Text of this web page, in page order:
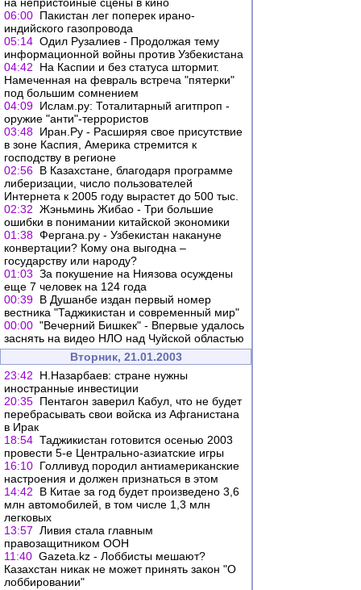
06:00 Пакистан лег поперек ирано-
индийского газопровода
05:14 Одил Рузалиев - Продолжая тему
информационной войны против Узбекистана
04:42
На Каспии и без статуса штормит.
Намеченная на февраль встреча "пятерки"
под большим сомнением
04:09 Ислам.ру: Тоталитарный агитпроп -
оружие "анти"-террористов
03:48 Иран.Ру - Расширяя свое присутствие
в зоне Каспия, Америка стремится к
господству в регионе
02:56 В Казахстане, благодаря программе
либеризации, число пользователей
Интернета к 2005 году вырастет до 500 тыс.
02:32 Жэньминь Жибао - Три большие
ошибки в понимании китайской экономики
01:38 Фергана.ру - Узбекистан накануне
конвертации? Кому она выгодна –
государству или народу?
01:03 За покушение на Ниязова осуждены
еще 7 человек на 124 года
00:39 В Душанбе издан первый номер
вестника "Таджикистан и современный мир"
00:00 "Вечерний Бишкек" - Впервые удалось
заснять на видео НЛО над Чуйской областью
Вторник, 21.01.2003
23:42
Н.Назарбаев: стране нужны
иностранные инвестиции
20:35 Пентагон заверил Кабул, что не будет
перебрасывать свои войска из Афганистана
в Ирак
18:54 Таджикистан готовится осенью 2003
провести 5-е Центрально-азиатские игры
16:10 Голливуд породил антиамериканские
настроения и должен признаться в этом
14:42
В Китае за год будет произведено 3,6
млн автомобилей, в том числе 1,3 млн
легковых
13:57 Ливия стала главным
правозащитником ООН
11:40 Gazeta.kz - Лоббисты мешают?
Казахстан никак не может принять закон "О
лоббировании"